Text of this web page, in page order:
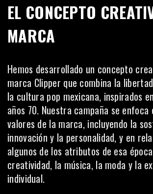
EL CONCEPTO
MARCA
Hemos desarrollado un concepto
marca Clipper que combina la
la cultura pop mexicana, inspirados
años 70. Nuestra campaña se
valores de la marca, incluyendo la
innovación y la personalidad, y en
algunos de los atributos de esa
creatividad, la música, la moda y la
individual.